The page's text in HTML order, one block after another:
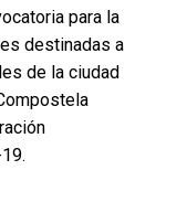
para la
destinadas a
de la ciudad